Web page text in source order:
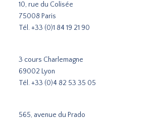
10, rue du Colisée
75008 Paris
Tél.+33 (0)1 84 19 21 90
3 cours Charlemagne
69002 Lyon
Tél.+33 (0)4 82 53 35 05
565, avenue du Prado